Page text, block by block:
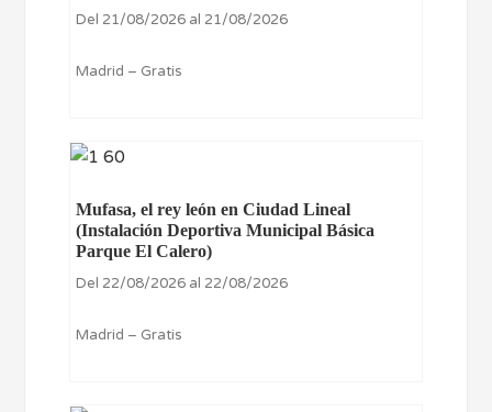
Del 21/08/2026 al 21/08/2026
Madrid – Gratis
Mufasa, el rey león en Ciudad Lineal
(Instalación Deportiva Municipal Básica
Parque El Calero)
Del 22/08/2026 al 22/08/2026
Madrid – Gratis